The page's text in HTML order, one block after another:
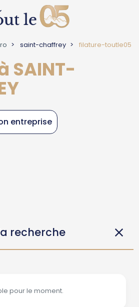
saint-chaffrey filature-toutle05
SAINT-
entreprise
recherche
pour le moment.